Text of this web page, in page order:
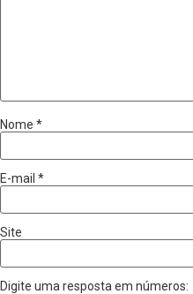
Nome *
E-mail *
Site
Digite uma resposta em números: